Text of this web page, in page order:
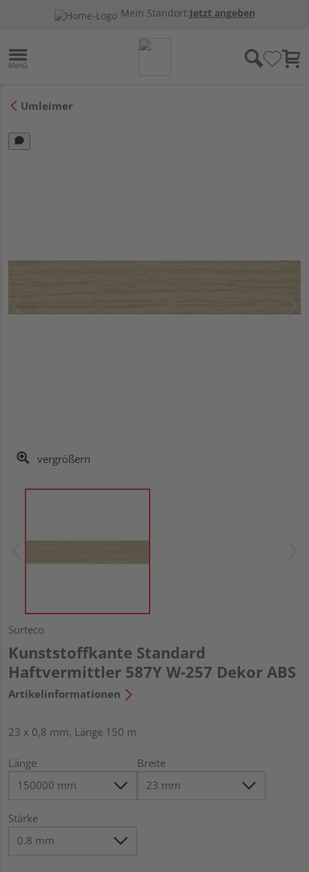
Mein Standort:Jetzt angeben
Umleimer
vergrößern
Surteco
Kunststoffkante Standard
Haftvermittler 587Y W-257 Dekor ABS
Artikelinformationen
23 x 0,8 mm, Länge 150 m
Länge Breite
Stärke